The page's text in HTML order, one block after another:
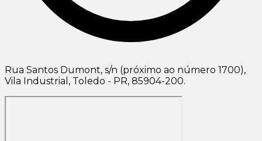
Rua Santos Dumont, s/n (próximo ao número 1700),
Vila Industrial, Toledo - PR, 85904-200.